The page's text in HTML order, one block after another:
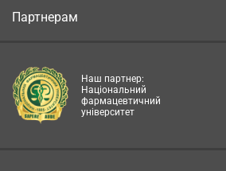
Партнерам
Наш партнер:
Національний
фармацевтичний
університет